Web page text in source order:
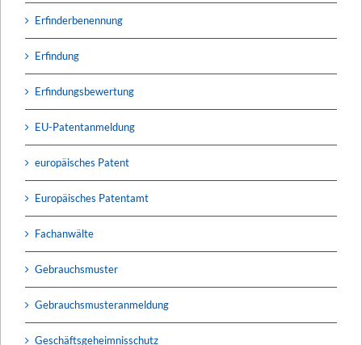
Erfinderbenennung
Erfindung
Erfindungsbewertung
EU-Patentanmeldung
europäisches Patent
Europäisches Patentamt
Fachanwälte
Gebrauchsmuster
Gebrauchsmusteranmeldung
Geschäftsgeheimnisschutz